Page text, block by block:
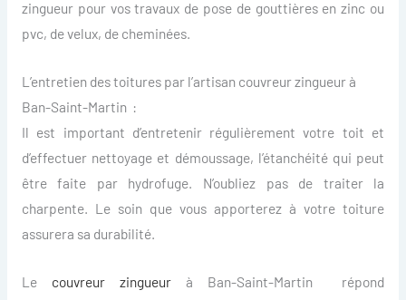
zingueur pour vos travaux de pose de gouttières en zinc ou
pvc, de velux, de cheminées.
L’entretien des toitures par l’artisan couvreur zingueur à
Ban-Saint-Martin :
Il est important d’entretenir régulièrement votre toit et
d’effectuer nettoyage et démoussage, l’étanchéité qui peut
être faite par hydrofuge. N’oubliez pas de traiter la
charpente. Le soin que vous apporterez à votre toiture
assurera sa durabilité.
Le couvreur zingueurà Ban-Saint-Martin répond